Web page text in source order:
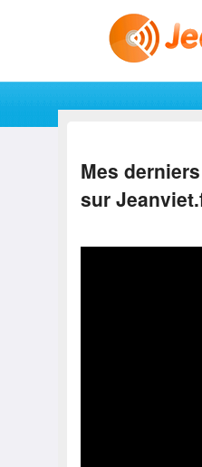
Aller au contenu principal
Aller au contenu
Mes
sur